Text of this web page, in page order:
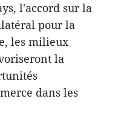
l'accord sur la
pour la
les milieux
la
dans les